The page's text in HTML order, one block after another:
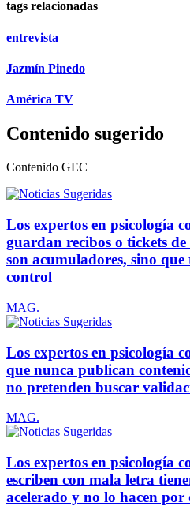
tags relacionadas
entrevista
Jazmín Pinedo
América TV
Contenido sugerido
Contenido GEC
Los expertos en psicología
guardan recibos o tickets
son acumuladores, sino que
control
MAG.
Los expertos en psicología
que nunca publican
no pretenden buscar
MAG.
Los expertos en psicología
escriben con mala letra
acelerado y no lo hacen por